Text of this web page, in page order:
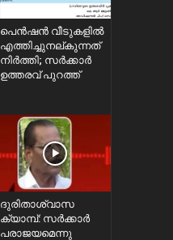
പെൻഷൻ വീടുകളിൽ
എത്തിച്ചുനല്കുന്നത്
നിർത്തി; സര്‍ക്കാർ
ഉത്തരവ് പുറത്ത്
ദുരിതാശ്വാസ
ക്യാമ്പ്: സർക്കാർ
പരാജയമെന്നു